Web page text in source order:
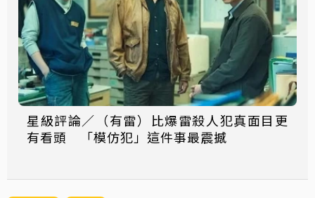
星級評論／（有雷）比爆雷殺人犯真面目更
有看頭 「模仿犯」這件事最震撼